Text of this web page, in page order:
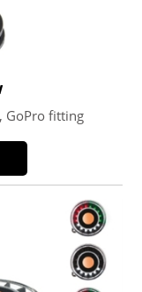
GoPro fitting